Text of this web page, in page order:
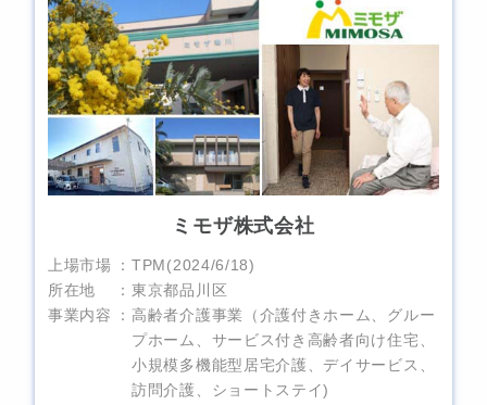
ミモザ株式会社
上場市場
TPM(2024/6/18)
所在地
東京都品川区
事業内容
高齢者介護事業（介護付きホーム、グルー
プホーム、サービス付き高齢者向け住宅、
小規模多機能型居宅介護、デイサービス、
訪問介護、ショートステイ)